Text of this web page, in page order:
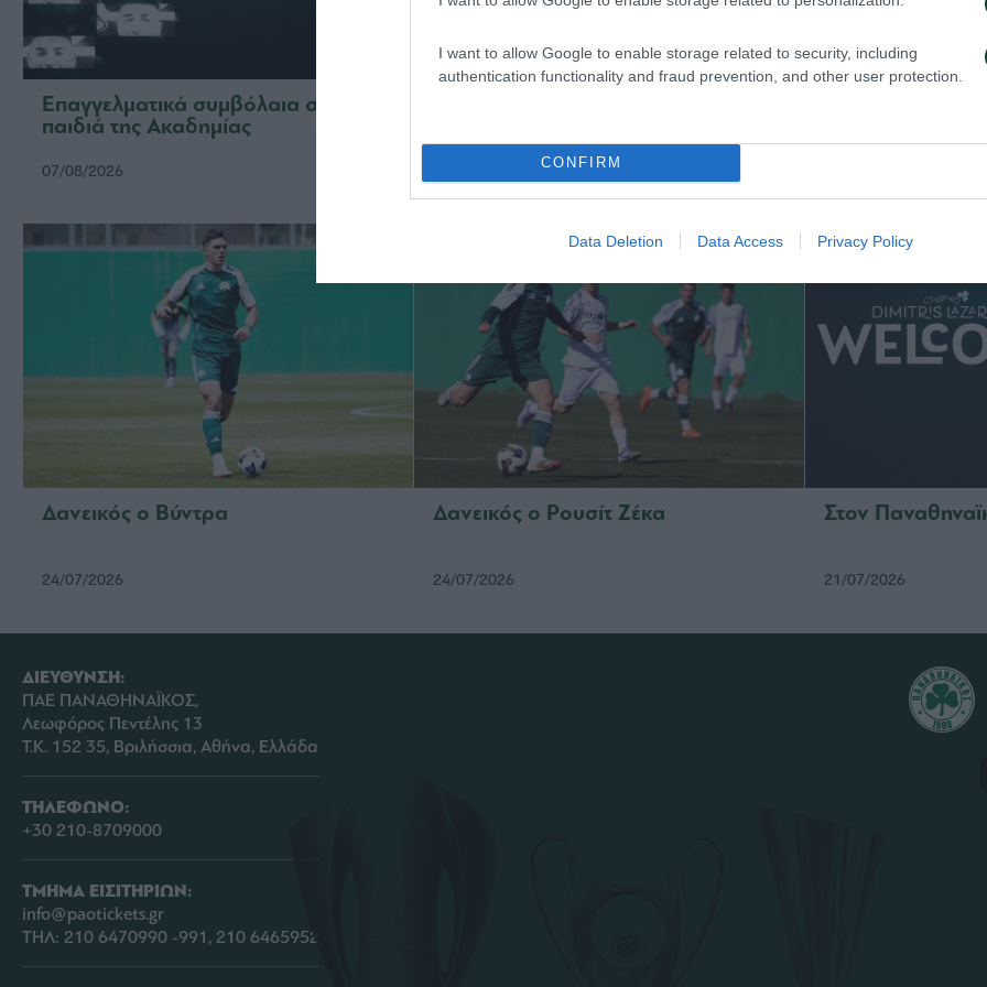
I want to allow Google to enable storage related to security, including
authentication functionality and fraud prevention, and other user protection.
CONFIRM
Data Deletion Data Access Privacy Policy
Επαγγελματικά συμβόλαια σε έξι
παιδιά της Ακαδημίας
07/08/2026
Δανεικός ο Βύντρα
24/07/2026
Δανεικός ο Ρουσίτ Ζέκα
24/07/2026
Στον
21/07/2026
ΔΙΕΥΘΥΝΣΗ:
ΠΑΕ ΠΑΝΑΘΗΝΑΪΚΟΣ,
Λεωφόρος Πεντέλης 13
Τ.Κ. 152 35, Βριλήσσια, Αθήνα, Ελλάδα
ΤΗΛΕΦΩΝΟ:
+30 210-8709000
ΤΜΗΜΑ ΕΙΣΙΤΗΡΙΩΝ:
info@paotickets.gr
ΤΗΛ: 210 6470990 -991, 210 6465952